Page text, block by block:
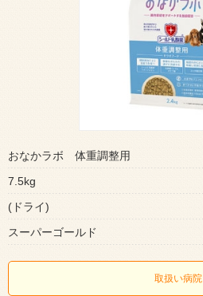
おなかラボ 体重調整用
7.5kg
(ドライ)
スーパーゴールド
取扱い病院